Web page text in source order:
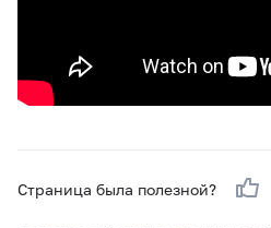
Страница была полезной?